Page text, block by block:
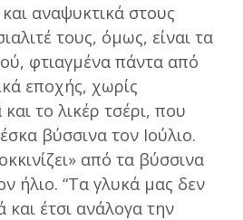
αναψυκτικά στους
τους, όμως, είναι τα
φτιαγμένα πάντα από
εποχής, χωρίς
το λικέρ τσέρι, που
βύσσινα τον Ιούλιο.
από τα βύσσινα
ήλιο. “Τα γλυκά μας δεν
και έτσι ανάλογα την